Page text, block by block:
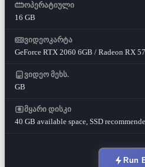
ოპერატიული
16 GB
ვიდეოკარტა
GeForce RTX 2060 6GB / Radeon RX
ვიდეო მეხს.
GB
მყარი დისკი
40 GB available space, SSD
Run